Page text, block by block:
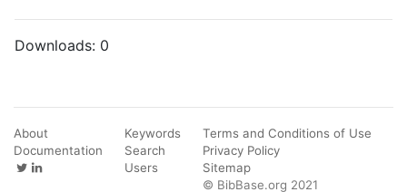
Downloads: 0
About
Documentation
Keywords
Search
Users
Terms and Conditions of Use
Privacy Policy
Sitemap
© BibBase.org 2021